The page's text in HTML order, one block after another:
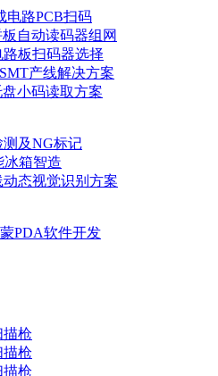
电路PCB扫码
自动读码器组网
路板扫码器选择
产线解决方案
小码读取方案
及NG标记
冰箱智造
态视觉识别方案
PDA软件开发
描枪
描枪
描枪